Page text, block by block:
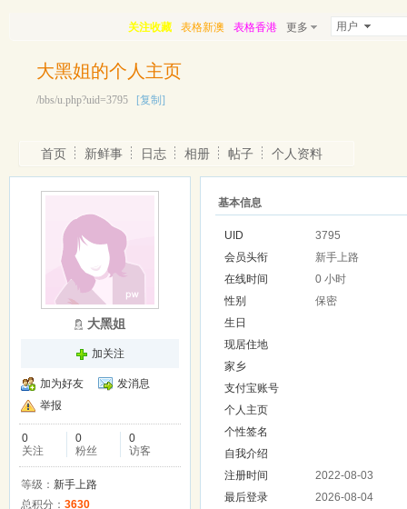
关注收藏 表格新澳 表格香港 更多 用户
大黑姐的个人主页
/bbs/u.php?uid=3795 [复制]
首页 新鲜事 日志 相册 帖子 个人资料
大黑姐
加关注
加为好友
发消息
举报
0
关注
0
粉丝
0
访客
等级： 新手上路
总积分： 3630
基本信息
UID
3795
会员头衔
新手上路
在线时间
0 小时
性别
保密
生日
现居住地
家乡
支付宝账号
个人主页
个性签名
自我介绍
注册时间
2022-08-03
最后登录
2026-08-04